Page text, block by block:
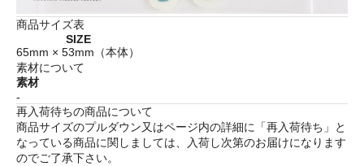
商品サイズ表
SIZE
65mm × 53mm（本体）
素材について
素材
-
再入荷待ちの商品について
商品サイズのプルダウン又はページ内の詳細に「再入荷待ち 」と
なっている商品に関しましては、入荷し次第のお届けになります
のでご了承下さい。